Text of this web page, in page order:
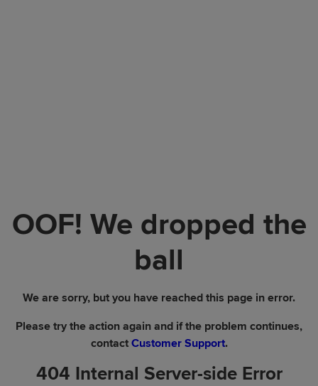
OOF! We dropped the
ball
We are sorry, but you have reached this page in error.
Please try the action again and if the problem continues,
contact Customer Support.
404 Internal Server-side Error